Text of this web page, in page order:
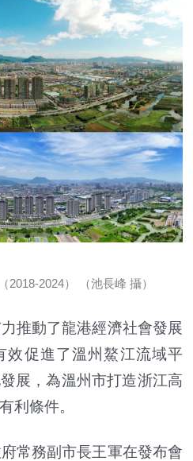
2024） （池長峰 攝）
推動了龍港經濟社會發展
效促進了溫州鰲江流域平
展，為溫州市打造浙江高
利條件。
常務副市長王軍在發布會